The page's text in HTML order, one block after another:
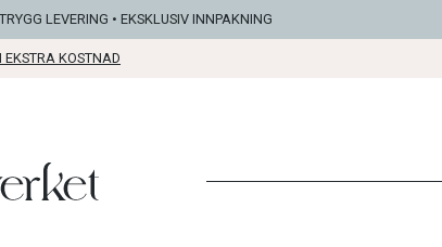
LEVERING • EKSKLUSIV INNPAKNING
EKSTRA KOSTNAD